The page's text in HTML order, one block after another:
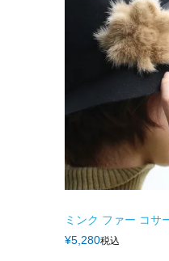
ミンク ファー コサ
¥5,280税込